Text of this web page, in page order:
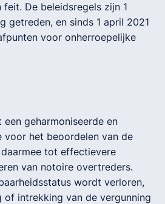
De beleidsregels zijn 1
getreden, en sinds 1 april 2021
voor onherroepelijke
een geharmoniseerde en
voor het beoordelen van de
tot effectievere
van notoire overtreders.
wordt verloren,
intrekking van de vergunning